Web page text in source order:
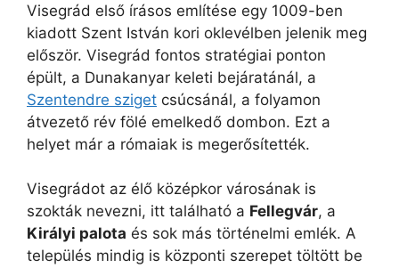
Visegrád első írásos említése egy 1009-ben
kiadott Szent István kori oklevélben jelenik meg
először. Visegrád fontos stratégiai ponton
épült, a Dunakanyar keleti bejáratánál, a
Szentendre sziget csúcsánál, a folyamon
átvezető rév fölé emelkedő dombon. Ezt a
helyet már a rómaiak is megerősítették.
Visegrádot az élő középkor városának is
szokták nevezni, itt található a Fellegvár, a
Királyi palota és sok más történelmi emlék. A
település mindig is központi szerepet töltött be